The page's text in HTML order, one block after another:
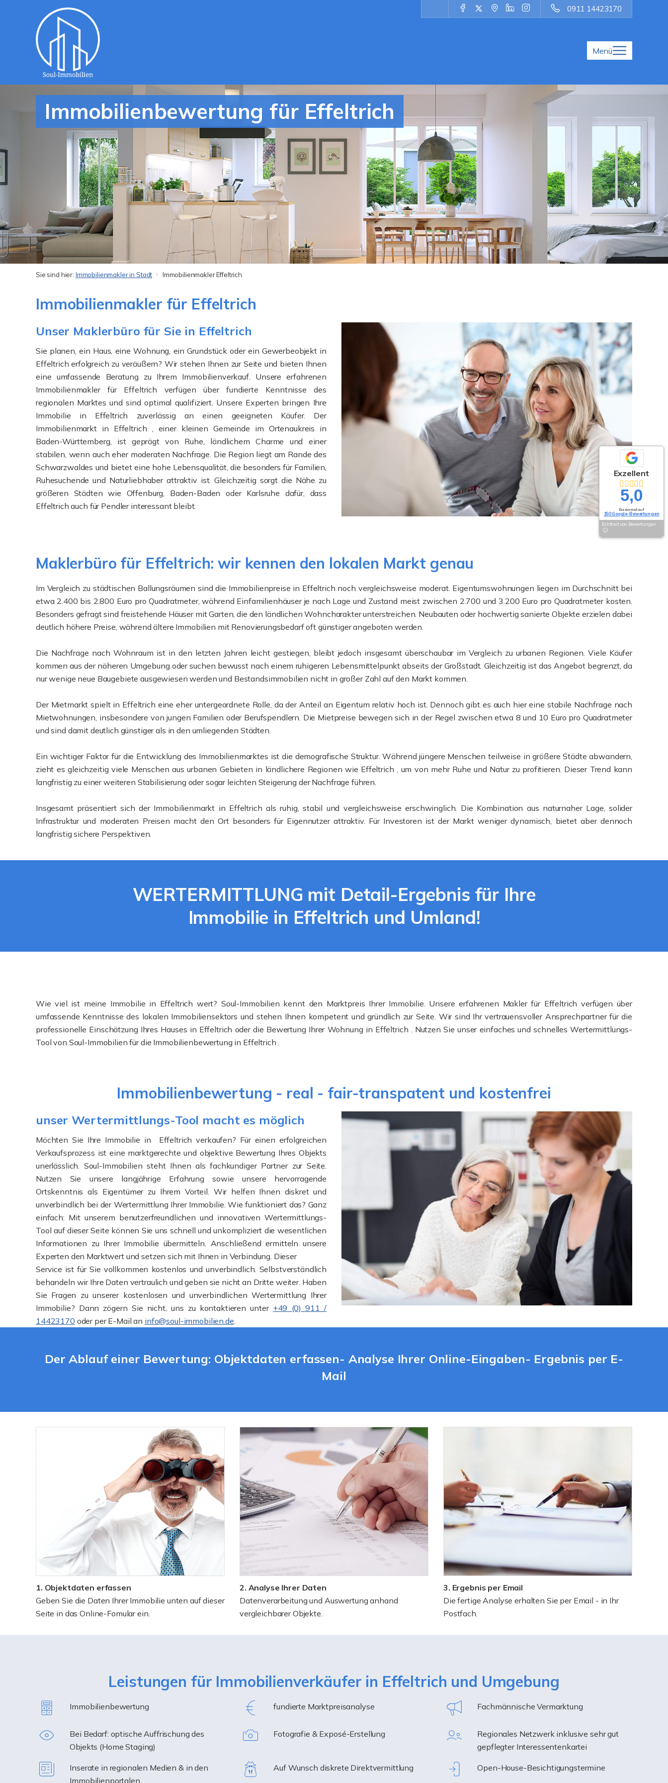
0911 14423170
Menü
Immobilienbewertung für Effeltrich
Sie sind hier: Immobilienmakler in Stadt Immobilienmakler Effeltrich
Immobilienmakler für Effeltrich
Unser Maklerbüro für Sie in Effeltrich
Sie planen, ein Haus, eine Wohnung, ein Grundstück oder ein Gewerbeobjekt in
Effeltrich erfolgreich zu veräußern? Wir stehen Ihnen zur Seite und bieten Ihnen
eine umfassende Beratung zu Ihrem Immobilienverkauf. Unsere erfahrenen
Immobilienmakler für Effeltrich verfügen über fundierte Kenntnisse des
regionalen Marktes und sind optimal qualifiziert. Unsere Experten bringen Ihre
Immobilie in Effeltrich zuverlässig an einen geeigneten Käufer. Der
Immobilienmarkt in Effeltrich , einer kleinen Gemeinde im Ortenaukreis in
Baden-Württemberg, ist geprägt von Ruhe, ländlichem Charme und einer
stabilen, wenn auch eher moderaten Nachfrage. Die Region liegt am Rande des
Schwarzwaldes und bietet eine hohe Lebensqualität, die besonders für Familien,
Ruhesuchende und Naturliebhaber attraktiv ist. Gleichzeitig sorgt die Nähe zu
größeren Städten wie Offenburg, Baden-Baden oder Karlsruhe dafür, dass
Effeltrich auch für Pendler interessant bleibt.
Maklerbüro für Effeltrich: wir kennen den lokalen Markt genau
Im Vergleich zu städtischen Ballungsräumen sind die Immobilienpreise in Effeltrich noch vergleichsweise moderat. Eigentumswohnungen liegen im Durchschnitt bei
etwa 2.400 bis 2.800 Euro pro Quadratmeter, während Einfamilienhäuser je nach Lage und Zustand meist zwischen 2.700 und 3.200 Euro pro Quadratmeter kosten.
Besonders gefragt sind freistehende Häuser mit Garten, die den ländlichen Wohncharakter unterstreichen. Neubauten oder hochwertig sanierte Objekte erzielen dabei
deutlich höhere Preise, während ältere Immobilien mit Renovierungsbedarf oft günstiger angeboten werden.
Die Nachfrage nach Wohnraum ist in den letzten Jahren leicht gestiegen, bleibt jedoch insgesamt überschaubar im Vergleich zu urbanen Regionen. Viele Käufer
kommen aus der näheren Umgebung oder suchen bewusst nach einem ruhigeren Lebensmittelpunkt abseits der Großstadt. Gleichzeitig ist das Angebot begrenzt, da
nur wenige neue Baugebiete ausgewiesen werden und Bestandsimmobilien nicht in großer Zahl auf den Markt kommen.
Der Mietmarkt spielt in Effeltrich eine eher untergeordnete Rolle, da der Anteil an Eigentum relativ hoch ist. Dennoch gibt es auch hier eine stabile Nachfrage nach
Mietwohnungen, insbesondere von jungen Familien oder Berufspendlern. Die Mietpreise bewegen sich in der Regel zwischen etwa 8 und 10 Euro pro Quadratmeter
und sind damit deutlich günstiger als in den umliegenden Städten.
Ein wichtiger Faktor für die Entwicklung des Immobilienmarktes ist die demografische Struktur. Während jüngere Menschen teilweise in größere Städte abwandern,
zieht es gleichzeitig viele Menschen aus urbanen Gebieten in ländlichere Regionen wie Effeltrich , um von mehr Ruhe und Natur zu profitieren. Dieser Trend kann
langfristig zu einer weiteren Stabilisierung oder sogar leichten Steigerung der Nachfrage führen.
Insgesamt präsentiert sich der Immobilienmarkt in Effeltrich als ruhig, stabil und vergleichsweise erschwinglich. Die Kombination aus naturnaher Lage, solider
Infrastruktur und moderaten Preisen macht den Ort besonders für Eigennutzer attraktiv. Für Investoren ist der Markt weniger dynamisch, bietet aber dennoch
langfristig sichere Perspektiven.
WERTERMITTLUNG mit Detail-Ergebnis für Ihre
Immobilie in Effeltrich und Umland!
Wie viel ist meine Immobilie in Effeltrich wert? Soul-Immobilien kennt den Marktpreis Ihrer Immobilie. Unsere erfahrenen Makler für Effeltrich verfügen über
umfassende Kenntnisse des lokalen Immobiliensektors und stehen Ihnen kompetent und gründlich zur Seite. Wir sind Ihr vertrauensvoller Ansprechpartner für die
professionelle Einschätzung Ihres Hauses in Effeltrich oder die Bewertung Ihrer Wohnung in Effeltrich . Nutzen Sie unser einfaches und schnelles Wertermittlungs-
Tool von Soul-Immobilien für die Immobilienbewertung in Effeltrich .
Immobilienbewertung - real - fair-transpatent und kostenfrei
unser Wertermittlungs-Tool macht es möglich
Möchten Sie Ihre Immobilie in Effeltrich verkaufen? Für einen erfolgreichen
Verkaufsprozess ist eine marktgerechte und objektive Bewertung Ihres Objekts
unerlässlich. Soul-Immobilien steht Ihnen als fachkundiger Partner zur Seite.
Nutzen Sie unsere langjährige Erfahrung sowie unsere hervorragende
Ortskenntnis als Eigentümer zu Ihrem Vorteil. Wir helfen Ihnen diskret und
unverbindlich bei der Wertermittlung Ihrer Immobilie. Wie funktioniert das? Ganz
einfach: Mit unserem benutzerfreundlichen und innovativen Wertermittlungs-
Tool auf dieser Seite können Sie uns schnell und unkompliziert die wesentlichen
Informationen zu Ihrer Immobilie übermitteln. Anschließend ermitteln unsere
Experten den Marktwert und setzen sich mit Ihnen in Verbindung. Dieser
Service ist für Sie vollkommen kostenlos und unverbindlich. Selbstverständlich
behandeln wir Ihre Daten vertraulich und geben sie nicht an Dritte weiter. Haben
Sie Fragen zu unserer kostenlosen und unverbindlichen Wertermittlung Ihrer
Immobilie? Dann zögern Sie nicht, uns zu kontaktieren unter +49 (0) 911 /
14423170 oder per E-Mail an info@soul-immobilien.de.
Der Ablauf einer Bewertung: Objektdaten erfassen- Analyse Ihrer Online-Eingaben- Ergebnis per E-
Mail
1. Objektdaten erfassen
Geben Sie die Daten Ihrer Immobilie unten auf dieser
Seite in das Online-Fomular ein.
2. Analyse Ihrer Daten
Datenverarbeitung und Auswertung anhand
vergleichbarer Objekte.
3. Ergebnis per Email
Die fertige Analyse erhalten Sie per Email - in Ihr
Postfach.
Leistungen für Immobilienverkäufer in Effeltrich und Umgebung
Immobilienbewertung fundierte Marktpreisanalyse Fachmännische Vermarktung
Bei Bedarf: optische Auffrischung des
Objekts (Home Staging)
Fotografie & Exposé-Erstellung
Regionales Netzwerk inklusive sehr gut
gepflegter Interessentenkartei
Inserate in regionalen Medien & in den
Immobilienportalen
Auf Wunsch diskrete Direktvermittlung Open-House-Besichtigungstermine
Exzellent
5,0
Basierend auf
150 Google-Bewertungen
Echtheit von Bewertungen